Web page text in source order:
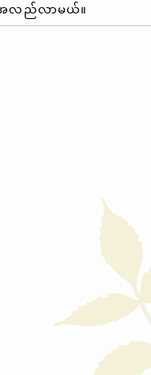
အလည်လာမယ်။